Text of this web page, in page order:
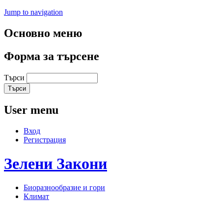
Jump to navigation
Основно меню
Форма за търсене
Търси
User menu
Вход
Регистрация
Зелени Закони
Биоразнообразие и гори
Климат